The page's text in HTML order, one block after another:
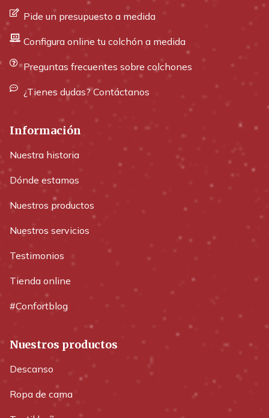
Pide un presupuesto a medida
Configura online tu colchón a medida
Preguntas frecuentes sobre colchones
¿Tienes dudas? Contáctanos
Información
Nuestra historia
Dónde estamos
Nuestros productos
Nuestros servicios
Testimonios
Tienda online
#Confortblog
Nuestros productos
Descanso
Ropa de cama